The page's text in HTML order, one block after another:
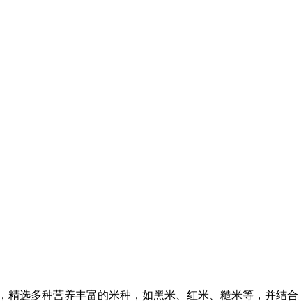
选多种营养丰富的米种，如黑米、红米、糙米等，并结